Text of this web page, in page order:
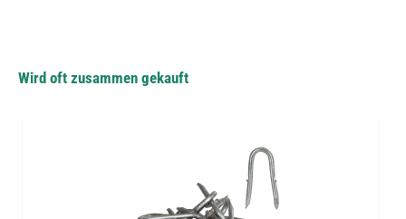
Wird oft zusammen gekauft